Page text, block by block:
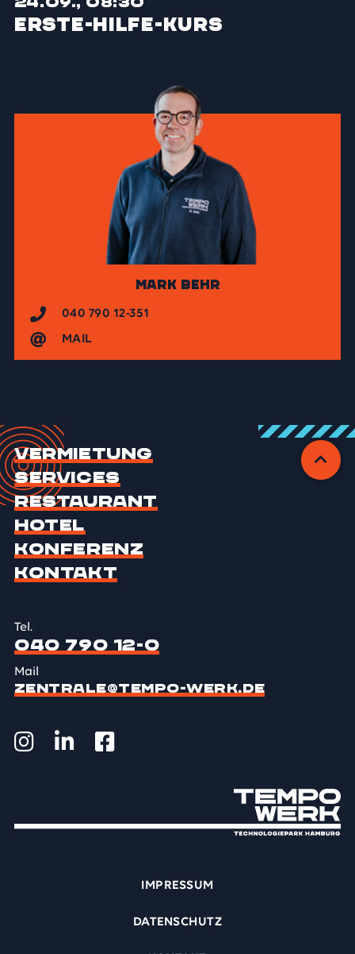
Erste-Hilfe-Kurs
Mark Behr
040 790 12-351
MAIL
Vermietung
Services
Restaurant
Hotel
Konferenz
Kontakt
Tel.
040 790 12-0
Mail
ZENTRALE@TEMPO-WERK.DE
IMPRESSUM
DATENSCHUTZ